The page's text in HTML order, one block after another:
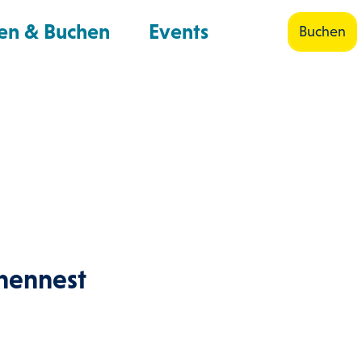
& Buchen Events SucheBuchen